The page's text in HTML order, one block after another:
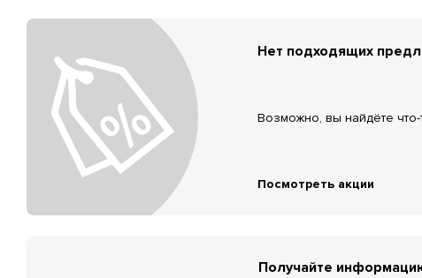
Нет подходящих
Возможно, вы найдёте
Посмотреть акции
Получайте